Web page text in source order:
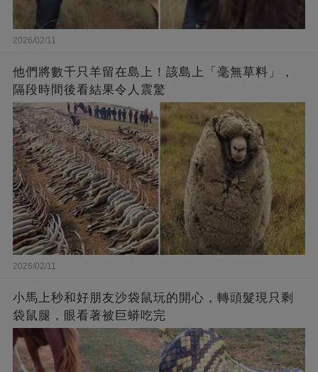
2026/02/11
他們將數千只羊留在島上！該島上「毫無草料」，
隔段時間後看結果令人震驚
2026/02/11
小馬上秒和好朋友沙袋鼠玩的開心，轉頭髮現只剩
袋鼠腿，眼看著被巨蟒吃完